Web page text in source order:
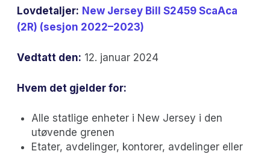
Lovdetaljer: New Jersey Bill S2459 ScaAca
(2R) (sesjon 2022–2023)
Vedtatt den: 12. januar 2024
Hvem det gjelder for:
Alle statlige enheter i New Jersey i den
utøvende grenen
Etater, avdelinger, kontorer, avdelinger eller